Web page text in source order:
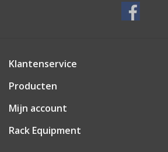
Klantenservice
Producten
Mijn account
Rack Equipment